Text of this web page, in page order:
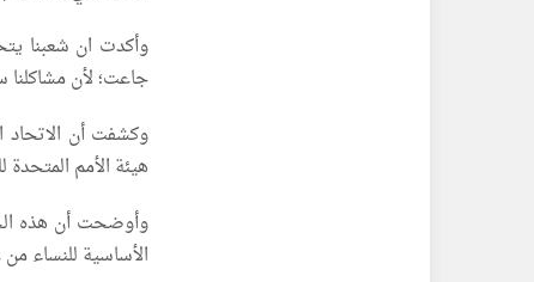
وأكدت ان شعبنا
جاعت؛ لأن مشاكلنا
وكشفت أن الاتحاد
هيئة الأمم المتحدة
وأوضحت أن هذه
الأساسية للنساء